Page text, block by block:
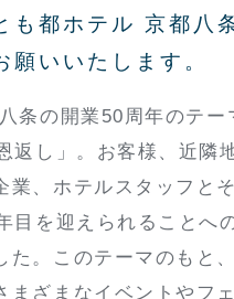
も都ホテル 京都八
願いいたします。
条の開業50周年のテー
返し」。お客様、近隣
業、ホテルスタッフと
目を迎えられることへ
た。このテーマのもと
まざまなイベントやフ